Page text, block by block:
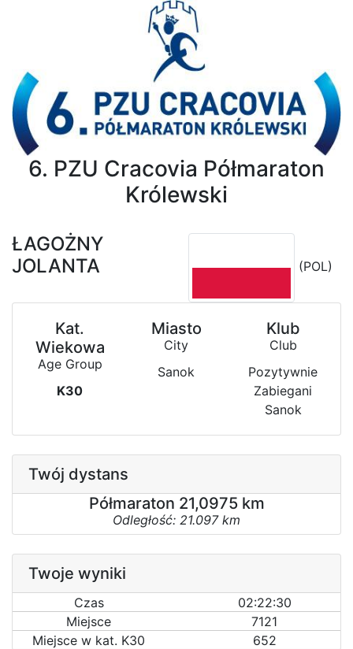
6. PZU Cracovia Półmaraton
Królewski
ŁAGOŻNY
JOLANTA
(POL)
Kat.
Wiekowa
Age Group
K30
Miasto
City
Sanok
Klub
Club
Pozytywnie
Zabiegani
Sanok
Twój dystans
Półmaraton 21,0975 km
Odległość: 21.097 km
Twoje wyniki
Czas
02:22:30
Miejsce
7121
Miejsce w kat. K30
652